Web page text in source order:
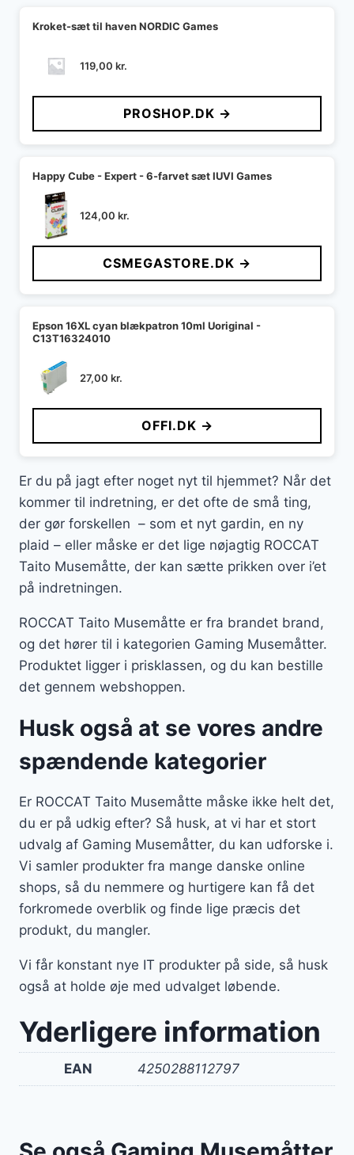
Kroket-sæt til haven NORDIC Games
119,00 kr.
PROSHOP.DK →
Happy Cube - Expert - 6-farvet sæt IUVI Games
124,00 kr.
CSMEGASTORE.DK →
Epson 16XL cyan blækpatron 10ml Uoriginal -
C13T16324010
27,00 kr.
OFFI.DK →
Er du på jagt efter noget nyt til hjemmet? Når det
kommer til indretning, er det ofte de små ting,
der gør forskellen – som et nyt gardin, en ny
plaid – eller måske er det lige nøjagtig ROCCAT
Taito Musemåtte, der kan sætte prikken over i’et
på indretningen.
ROCCAT Taito Musemåtte er fra brandet brand,
og det hører til i kategorien Gaming Musemåtter.
Produktet ligger i prisklassen, og du kan bestille
det gennem webshoppen.
Husk også at se vores andre
spændende kategorier
Er ROCCAT Taito Musemåtte måske ikke helt det,
du er på udkig efter? Så husk, at vi har et stort
udvalg af Gaming Musemåtter, du kan udforske i.
Vi samler produkter fra mange danske online
shops, så du nemmere og hurtigere kan få det
forkromede overblik og finde lige præcis det
produkt, du mangler.
Vi får konstant nye IT produkter på side, så husk
også at holde øje med udvalget løbende.
Yderligere information
EAN 4250288112797